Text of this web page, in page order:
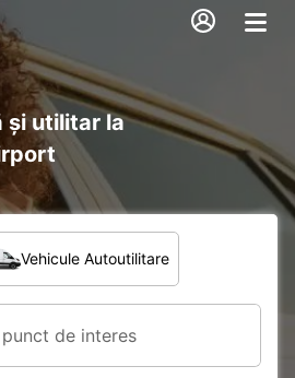
și utilitar la
Vehicule Autoutilitare